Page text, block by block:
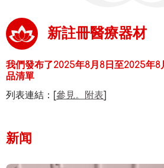
新註冊醫療器材
我們發布了2025年8月8日至2025年8
品清單
列表連結：[參見。附表]
新闻